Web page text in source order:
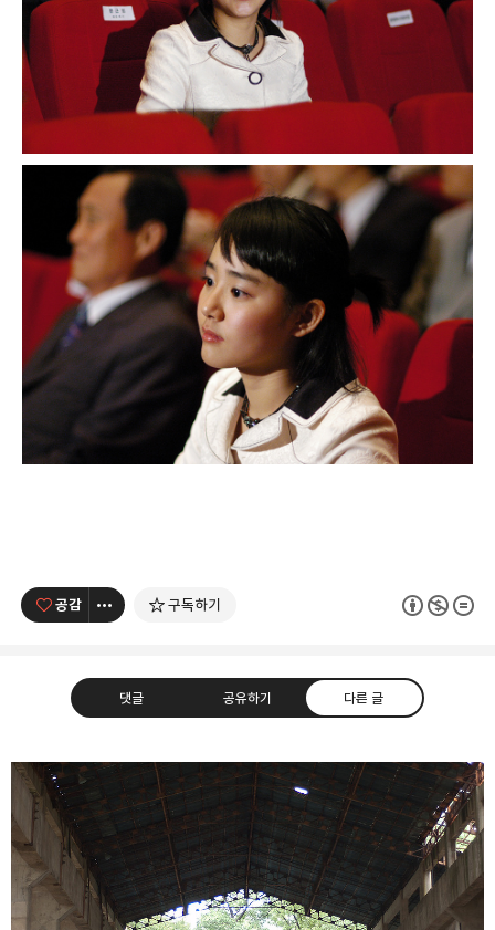
공감 구독하기
댓글 공유하기 다른 글
사진 속의 또 다른 나
사진, 음악, 영화, 컴퓨터, IT
구독하기
카카오톡 라인 트위터